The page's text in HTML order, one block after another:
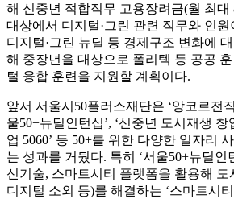
해 신중년 적합직무 고용장려금(월 최대
대상에서 디지털·그린 관련 직무와 인원
디지털·그린 뉴딜 등 경제구조 변화에
해 중장년을 대상으로 폴리텍 등 공공
털 융합 훈련을 지원할 계획이다.
앞서 서울시50플러스재단은 ‘앙코르전
울50+뉴딜인턴십’, ‘신중년 도시재생
업 5060’ 등 50+를 위한 다양한 일자리
는 성과를 거뒀다. 특히 ‘서울50+뉴딜인
신기술, 스마트시티 플랫폼을 활용해 도
디지털 소외 등)를 해결하는 ‘스마트시